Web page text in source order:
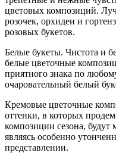
цветовых композиций.
розочек, орхидеи и
розовых букетов.
Белые букеты. Чистота и
белые цветочные
приятного знака по
очаровательный белый
Кремовые цветочные
оттенки, в которых
композиции сезона, будут
являясь особенно
представлении.